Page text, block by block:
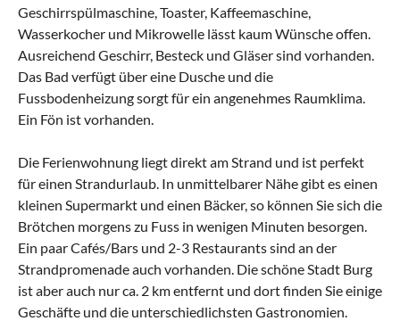
Geschirrspülmaschine, Toaster, Kaffeemaschine,
Wasserkocher und Mikrowelle lässt kaum Wünsche offen.
Ausreichend Geschirr, Besteck und Gläser sind vorhanden.
Das Bad verfügt über eine Dusche und die
Fussbodenheizung sorgt für ein angenehmes Raumklima.
Ein Fön ist vorhanden.
Die Ferienwohnung liegt direkt am Strand und ist perfekt
für einen Strandurlaub. In unmittelbarer Nähe gibt es einen
kleinen Supermarkt und einen Bäcker, so können Sie sich die
Brötchen morgens zu Fuss in wenigen Minuten besorgen.
Ein paar Cafés/Bars und 2-3 Restaurants sind an der
Strandpromenade auch vorhanden. Die schöne Stadt Burg
ist aber auch nur ca. 2 km entfernt und dort finden Sie einige
Geschäfte und die unterschiedlichsten Gastronomien.